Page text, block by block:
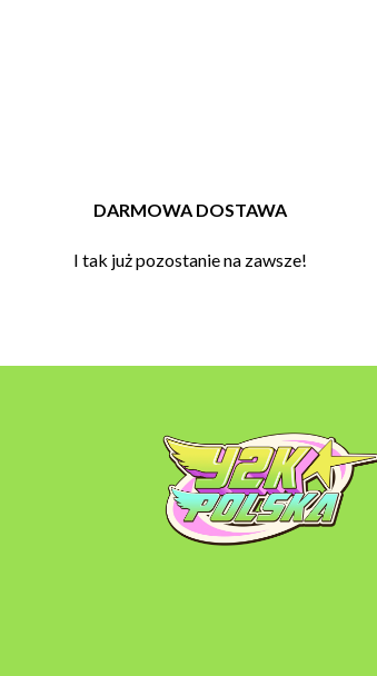
DARMOWA DOSTAWA
I tak już pozostanie na zawsze!